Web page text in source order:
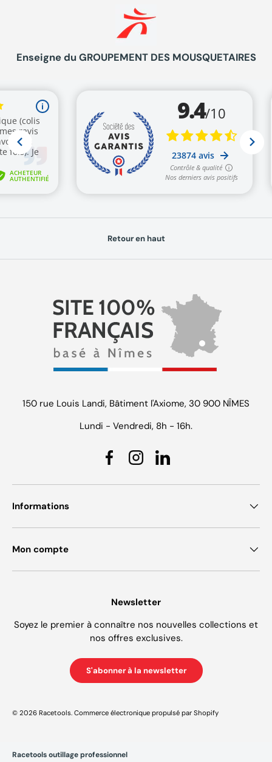
Enseigne du GROUPEMENT DES MOUSQUETAIRES
Retour en haut
150 rue Louis Landi, Bâtiment l'Axiome, 30 900 NÎMES
Lundi - Vendredi, 8h - 16h.
FacebookInstagramLinkedin
Informations
Mon compte
Newsletter
Soyez le premier à connaître nos nouvelles collections et
nos offres exclusives.
S'abonner à la newsletter
© 2026 Racetools. Commerce électronique propulsé par Shopify
Racetools outillage professionnel